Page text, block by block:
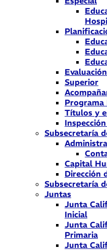
Superior
Programa
Títulos y
Subsecretaría
Capital
Dirección
Subsecretaría
Juntas
Junta
Inicial
Junta
Primaria
Junta